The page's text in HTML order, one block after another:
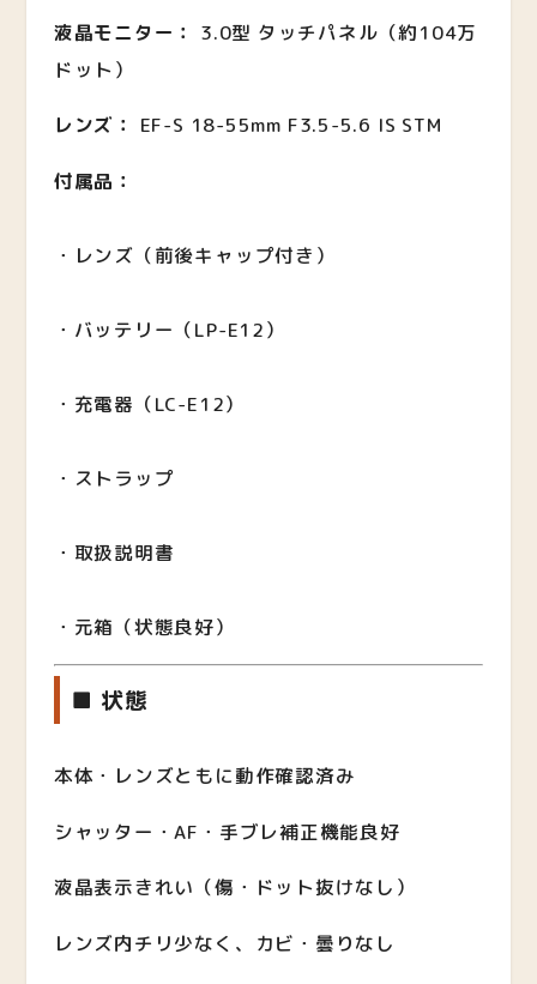
液晶モニター：
3.0型 タッチパネル（約104万
ドット）
レンズ： EF-S 18-55mm F3.5-5.6 IS STM
付属品：
・レンズ（前後キャップ付き）
・バッテリー（LP-E12）
・充電器（LC-E12）
・ストラップ
・取扱説明書
・元箱（状態良好）
■ 状態
本体・レンズともに動作確認済み
シャッター・AF・手ブレ補正機能良好
液晶表示きれい（傷・ドット抜けなし）
レンズ内チリ少なく、カビ・曇りなし